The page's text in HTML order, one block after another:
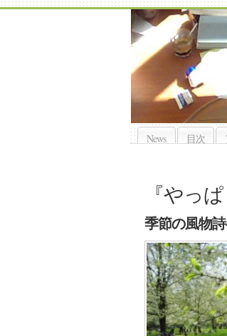
News 目次
『やっ
季節の風物詩